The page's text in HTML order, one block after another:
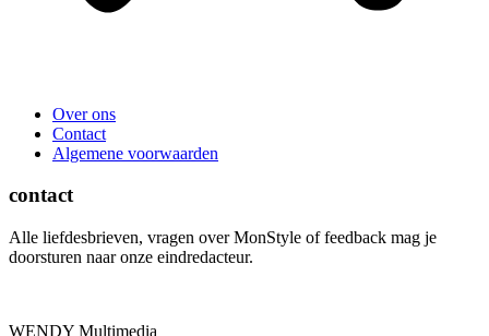
Over ons
Contact
Algemene voorwaarden
contact
Alle liefdesbrieven, vragen over MonStyle of feedback mag je
doorsturen naar onze eindredacteur.
WENDY Multimedia